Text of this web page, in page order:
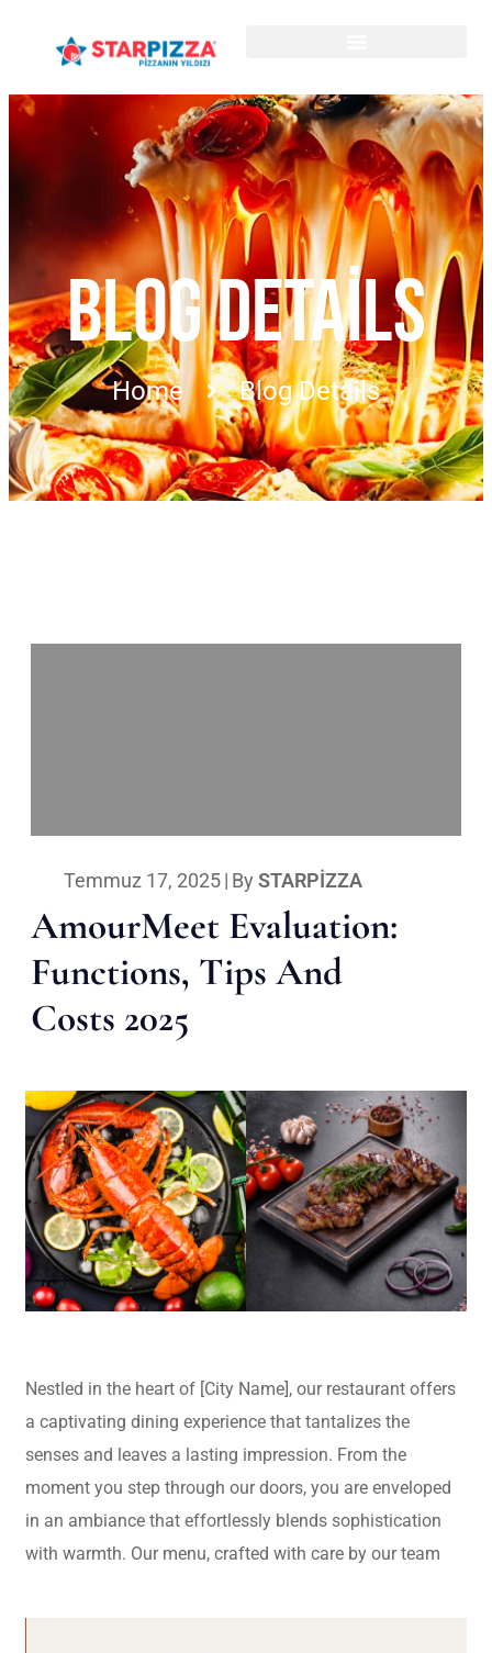
BLOG DETAILS
Home Blog Details
Temmuz 17, 2025| By STARPIZZA
AmourMeet Evaluation:
Functions, Tips And
Costs 2025
Nestled in the heart of [City Name], our restaurant offers
a captivating dining experience that tantalizes the
senses and leaves a lasting impression. From the
moment you step through our doors, you are enveloped
in an ambiance that effortlessly blends sophistication
with warmth. Our menu, crafted with care by our team